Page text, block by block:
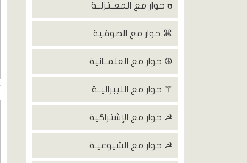
ʊ حوار مع المعــتزلــة
⌘ حوار مع الصوفـية
☮ حوار مع العلمــانية
⚚ حوار مع الليبراليــة
☭ حوار مع الإشتراكية
☭ حوار مع الشيوعيـة